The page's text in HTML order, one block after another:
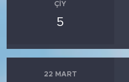
ÇIY
5
22 MART